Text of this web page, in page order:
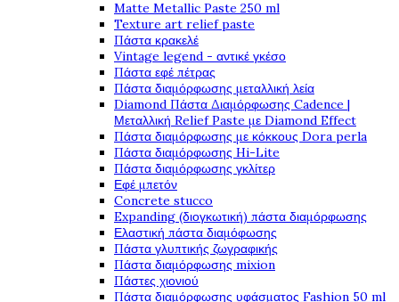
Matte Metallic Paste 250 ml
Texture art relief paste
Πάστα κρακελέ
Vintage legend - αντικέ γκέσο
Πάστα εφέ πέτρας
Πάστα διαμόρφωσης μεταλλική λεία
Diamond Πάστα Διαμόρφωσης Cadence |
Μεταλλική Relief Paste με Diamond Effect
Πάστα διαμόρφωσης με κόκκους Dora perla
Πάστα διαμόρφωσης Hi-Lite
Πάστα διαμόρφωσης γκλίτερ
Εφέ μπετόν
Concrete stucco
Expanding (διογκωτική) πάστα διαμόρφωσης
Ελαστική πάστα διαμόφωσης
Πάστα γλυπτικής ζωγραφικής
Πάστα διαμόρφωσης mixion
Πάστες χιονιού
Πάστα διαμόρφωσης υφάσματος Fashion 50 ml